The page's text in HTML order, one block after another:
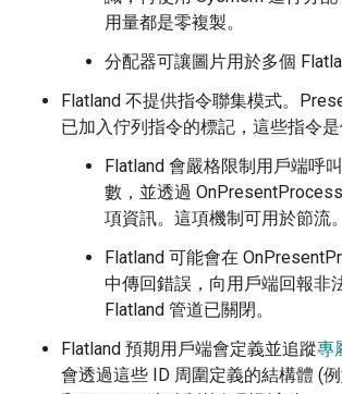
用量都是零複製。
分配器可讓圖片用於多個
Flatland 不提供指令聯集模式。
已加入佇列指令的標記，這些指令是
Flatland 會嚴格限制用戶端呼
數，並透過
項資訊。這項機制可用於節流。
Flatland 可能會在
中傳回錯誤，向用戶端回報非
Flatland 管道已關閉。
Flatland 預期用戶端會定義並追蹤專
會透過這些 ID 周圍定義的結構體 (